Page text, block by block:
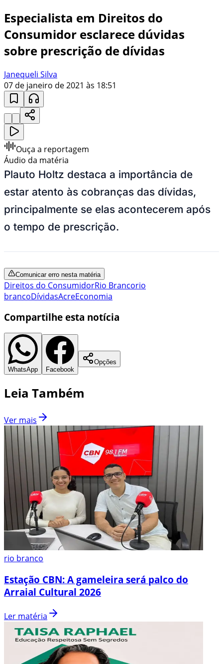
Especialista em Direitos do
Consumidor esclarece dúvidas
sobre prescrição de dívidas
Janequeli Silva
07 de janeiro de 2021 às 18:51
Ouça a reportagem
Áudio da matéria
Plauto Holtz destaca a importância de
estar atento às cobranças das dívidas,
principalmente se elas acontecerem após
o tempo de prescrição.
Comunicar erro nesta matéria
Direitos do ConsumidorRio Brancorio
brancoDívidasAcreEconomia
Compartilhe esta notícia
WhatsApp Facebook
Opções
Leia Também
Ver mais
rio branco
Estação CBN: A gameleira será palco do
Arraial Cultural 2026
Ler matéria